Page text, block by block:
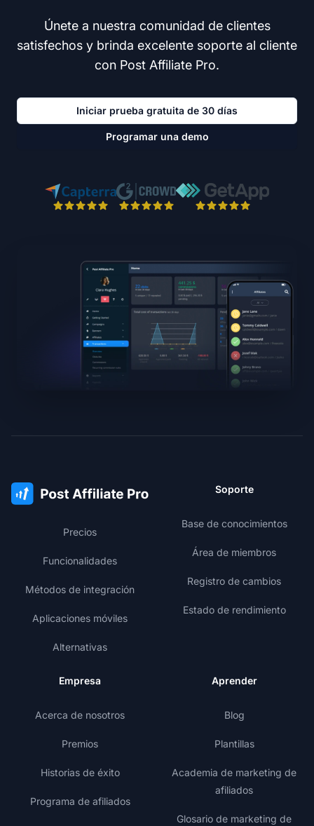
Únete a nuestra comunidad de clientes
satisfechos y brinda excelente soporte al cliente
con Post Affiliate Pro.
Iniciar prueba gratuita de 30 días
Programar una demo
Precios
Funcionalidades
Métodos de integración
Aplicaciones móviles
Alternativas
Soporte
Base de conocimientos
Área de miembros
Registro de cambios
Estado de rendimiento
Empresa
Acerca de nosotros
Premios
Historias de éxito
Programa de afiliados
Aprender
Blog
Plantillas
Academia de marketing de
afiliados
Glosario de marketing de